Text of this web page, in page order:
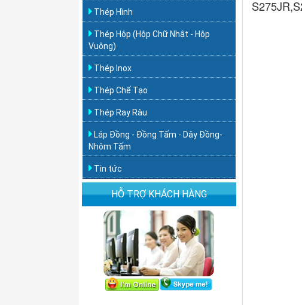
Thép Hình
Thép Hộp (Hộp Chữ Nhật - Hộp
Vuông)
Thép Inox
Thép Chế Tạo
Thép Ray Ràu
Láp Đồng - Đồng Tấm - Dây Đồng-
Nhôm Tấm
Tin tức
HỖ TRỢ KHÁCH HÀNG